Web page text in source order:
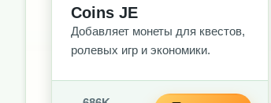
Coins JE
Добавляет монеты для квестов,
ролевых игр и экономики.